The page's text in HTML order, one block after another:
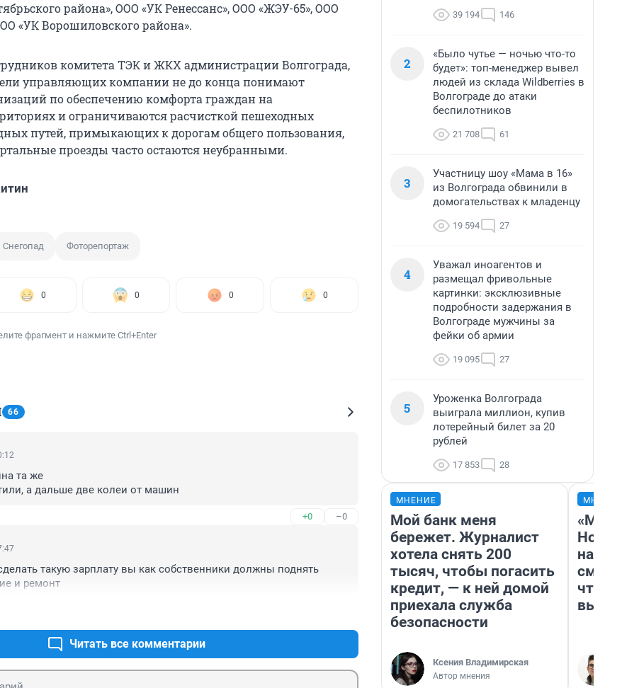
района», ООО «УК Ренессанс», ООО «ЖЭУ-65», ООО
«УК Ворошиловского района».
комитета ТЭК и ЖКХ администрации Волгограда,
управляющих компании не до конца понимают
по обеспечению комфорта граждан на
и ограничиваются расчисткой пешеходных
путей, примыкающих к дорогам общего пользования,
проезды часто остаются неубранными.
Снегопад Фоторепортаж
0 0 0 0
фрагмент и нажмите Ctrl+Enter
66
та же
а дальше две колеи от машин
+0 –0
такую зарплату вы как собственники должны поднять
и ремонт
Читать все комментарии
39 194 146
2
«Было чутье — ночью что-то
будет»: топ-менеджер вывел
людей из склада Wildberries в
Волгограде до атаки
беспилотников
21 708 61
3
Участницу шоу «Мама в 16»
из Волгограда обвинили в
домогательствах к младенцу
19 594 27
4
Уважал иноагентов и
размещал фривольные
картинки: эксклюзивные
подробности задержания в
Волгограде мужчины за
фейки об армии
19 095 27
5
Уроженка Волгограда
выиграла миллион, купив
лотерейный билет за 20
рублей
17 853 28
МНЕНИЕ
Мой банк меня
бережет. Журналист
хотела снять 200
тысяч, чтобы погасить
кредит, — к ней домой
приехала служба
безопасности
Ксения Владимирская
Автор мнения
«Мы